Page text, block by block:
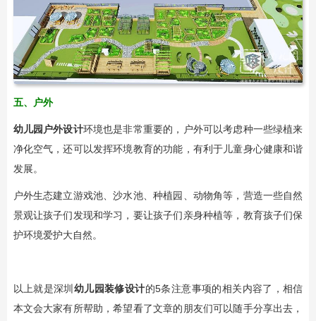
五、户外
幼儿园户外设计环境也是非常重要的，户外可以考虑种一些绿植来
净化空气，还可以发挥环境教育的功能，有利于儿童身心健康和谐
发展。
户外生态建立游戏池、沙水池、种植园、动物角等，营造一些自然
景观让孩子们发现和学习，要让孩子们亲身种植等，教育孩子们保
护环境爱护大自然。
以上就是深圳 幼儿园装修设计的5条注意事项的相关内容了，相信
本文会大家有所帮助，希望看了文章的朋友们可以随手分享出去，